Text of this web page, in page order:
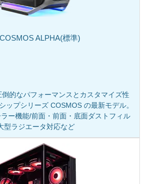
ALPHA(標準)
的なパフォーマンスとカスタマイズ性
ップシリーズ COSMOS の最新モデル。
ー機能/前面・前面・底面ダストフィル
型ラジエータ対応など